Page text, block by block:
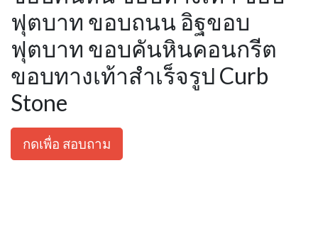
ฟุตบาท ขอบถนน อิฐขอบ
ฟุตบาท ขอบคันหินคอนกรีต
ขอบทางเท้าสำเร็จรูป Curb
Stone
กดเพื่อ สอบถาม